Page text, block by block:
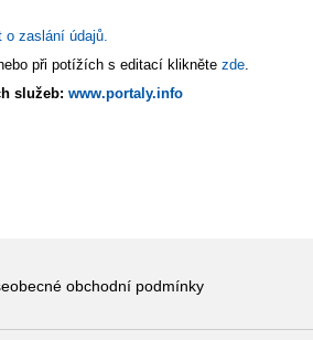
o zaslání údajů.
při potížích s editací klikněte zde
služeb: www.portaly.info
obchodní podmínky